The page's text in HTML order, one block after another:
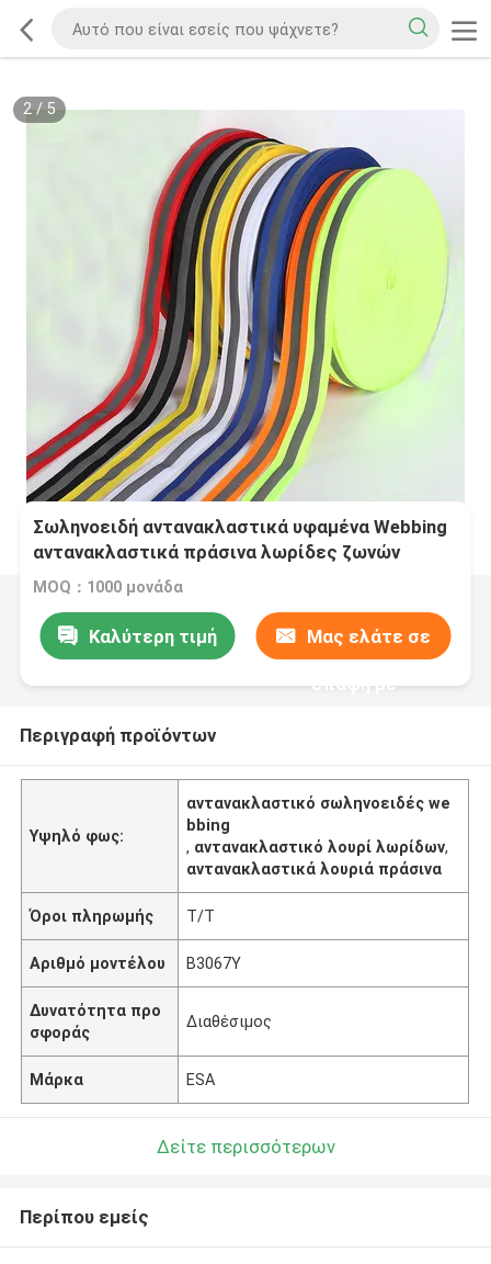
2/ 5
Σωληνοειδή αντανακλαστικά υφαμένα Webbing
αντανακλαστικά πράσινα λωρίδες ζωνών
λουριών
MOQ：1000 μονάδα
Καλύτερη τιμή Μας ελάτε σε
επαφή με
Περιγραφή προϊόντων
Υψηλό φως:
αντανακλαστικό σωληνοειδές we
bbing
, αντανακλαστικό λουρί λωρίδων,
αντανακλαστικά λουριά πράσινα
Όροι πληρωμής T/T
Αριθμό μοντέλου B3067Y
Δυνατότητα προ
σφοράς
Διαθέσιμος
Μάρκα ESA
Δείτε περισσότερων
Περίπου εμείς